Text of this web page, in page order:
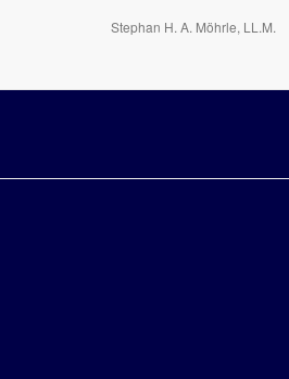
Stephan H. A. Möhrle, LL.M.